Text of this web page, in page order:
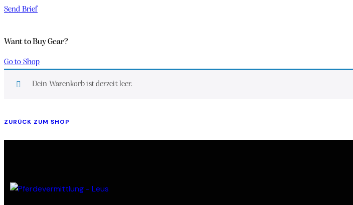
Send Brief
Want to Buy Gear?
Go to Shop
Dein Warenkorb ist derzeit leer.
ZURÜCK ZUM SHOP